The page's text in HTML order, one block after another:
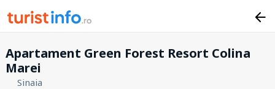
Apartament Green Forest Resort Colina
Marei
Sinaia